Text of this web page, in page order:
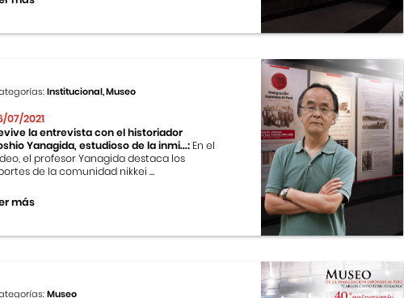
Institucional, Museo
07/2021
la entrevista con el historiador
Yanagida, estudioso de la inmi...: En el
el profesor Yanagida destaca los
de la comunidad nikkei ...
más
Museo